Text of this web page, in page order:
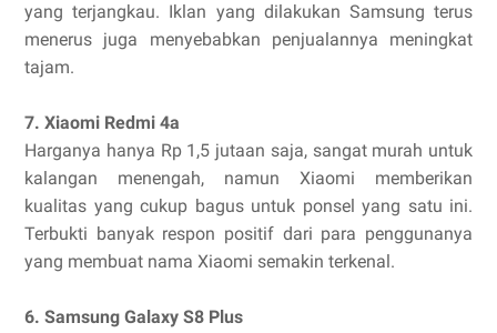
yang terjangkau. Iklan yang dilakukan Samsung terus
menerus juga menyebabkan penjualannya meningkat
tajam.
7. Xiaomi Redmi 4a
Harganya hanya Rp 1,5 jutaan saja, sangat murah untuk
kalangan menengah, namun Xiaomi memberikan
kualitas yang cukup bagus untuk ponsel yang satu ini.
Terbukti banyak respon positif dari para penggunanya
yang membuat nama Xiaomi semakin terkenal.
6. Samsung Galaxy S8 Plus